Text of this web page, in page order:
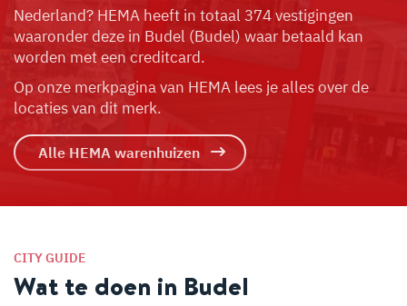
Nederland? HEMA heeft in totaal 374 vestigingen
waaronder deze in Budel (Budel) waar betaald kan
worden met een creditcard.
Op onze merkpagina van HEMA lees je alles over de
locaties van dit merk.
Alle HEMA warenhuizen
CITY GUIDE
Wat te doen in Budel